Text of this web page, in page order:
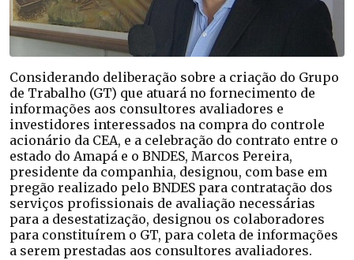
Considerando deliberação sobre a criação do Grupo
de Trabalho (GT) que atuará no fornecimento de
informações aos consultores avaliadores e
investidores interessados na compra do controle
acionário da CEA, e a celebração do contrato entre o
estado do Amapá e o BNDES, Marcos Pereira,
presidente da companhia, designou, com base em
pregão realizado pelo BNDES para contratação dos
serviços profissionais de avaliação necessárias
para a desestatização, designou os colaboradores
para constituírem o GT, para coleta de informações
a serem prestadas aos consultores avaliadores.